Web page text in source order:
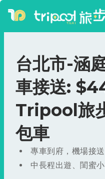
台北市-涵
車接送:
Tripool旅
包車
專車到府，機場接送
中長程出遊、閨蜜